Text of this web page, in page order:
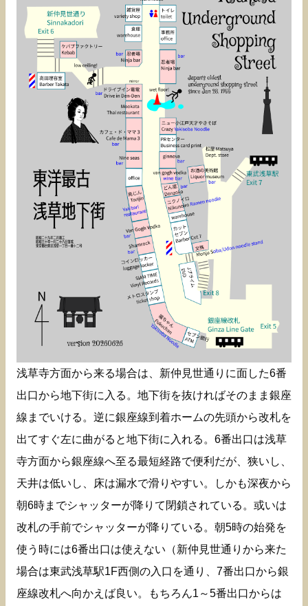
浅草寺方面から来る場合は、新仲見世通りに面した6番
出口から地下街に入る。地下街を抜ければそのまま銀座
線までいける。逆に銀座線到着ホームの先頭から改札を
出てすぐ左に曲がると地下街に入れる。6番出口は浅草
寺方面から銀座線へ至る最短経路で便利だが、狭いし、
天井は低いし、床は漏水で滑りやすい。しかも深夜から
朝6時までシャッターが降りて閉鎖されている。或いは
改札の手前でシャッターが降りている。朝5時の始発を
使う時には6番出口は使えない（新仲見世通りから来た
場合は東武浅草駅1F西側の入口を通り、7番出口から銀
座線改札へ向かえば良い。もちろん1～5番出口からは